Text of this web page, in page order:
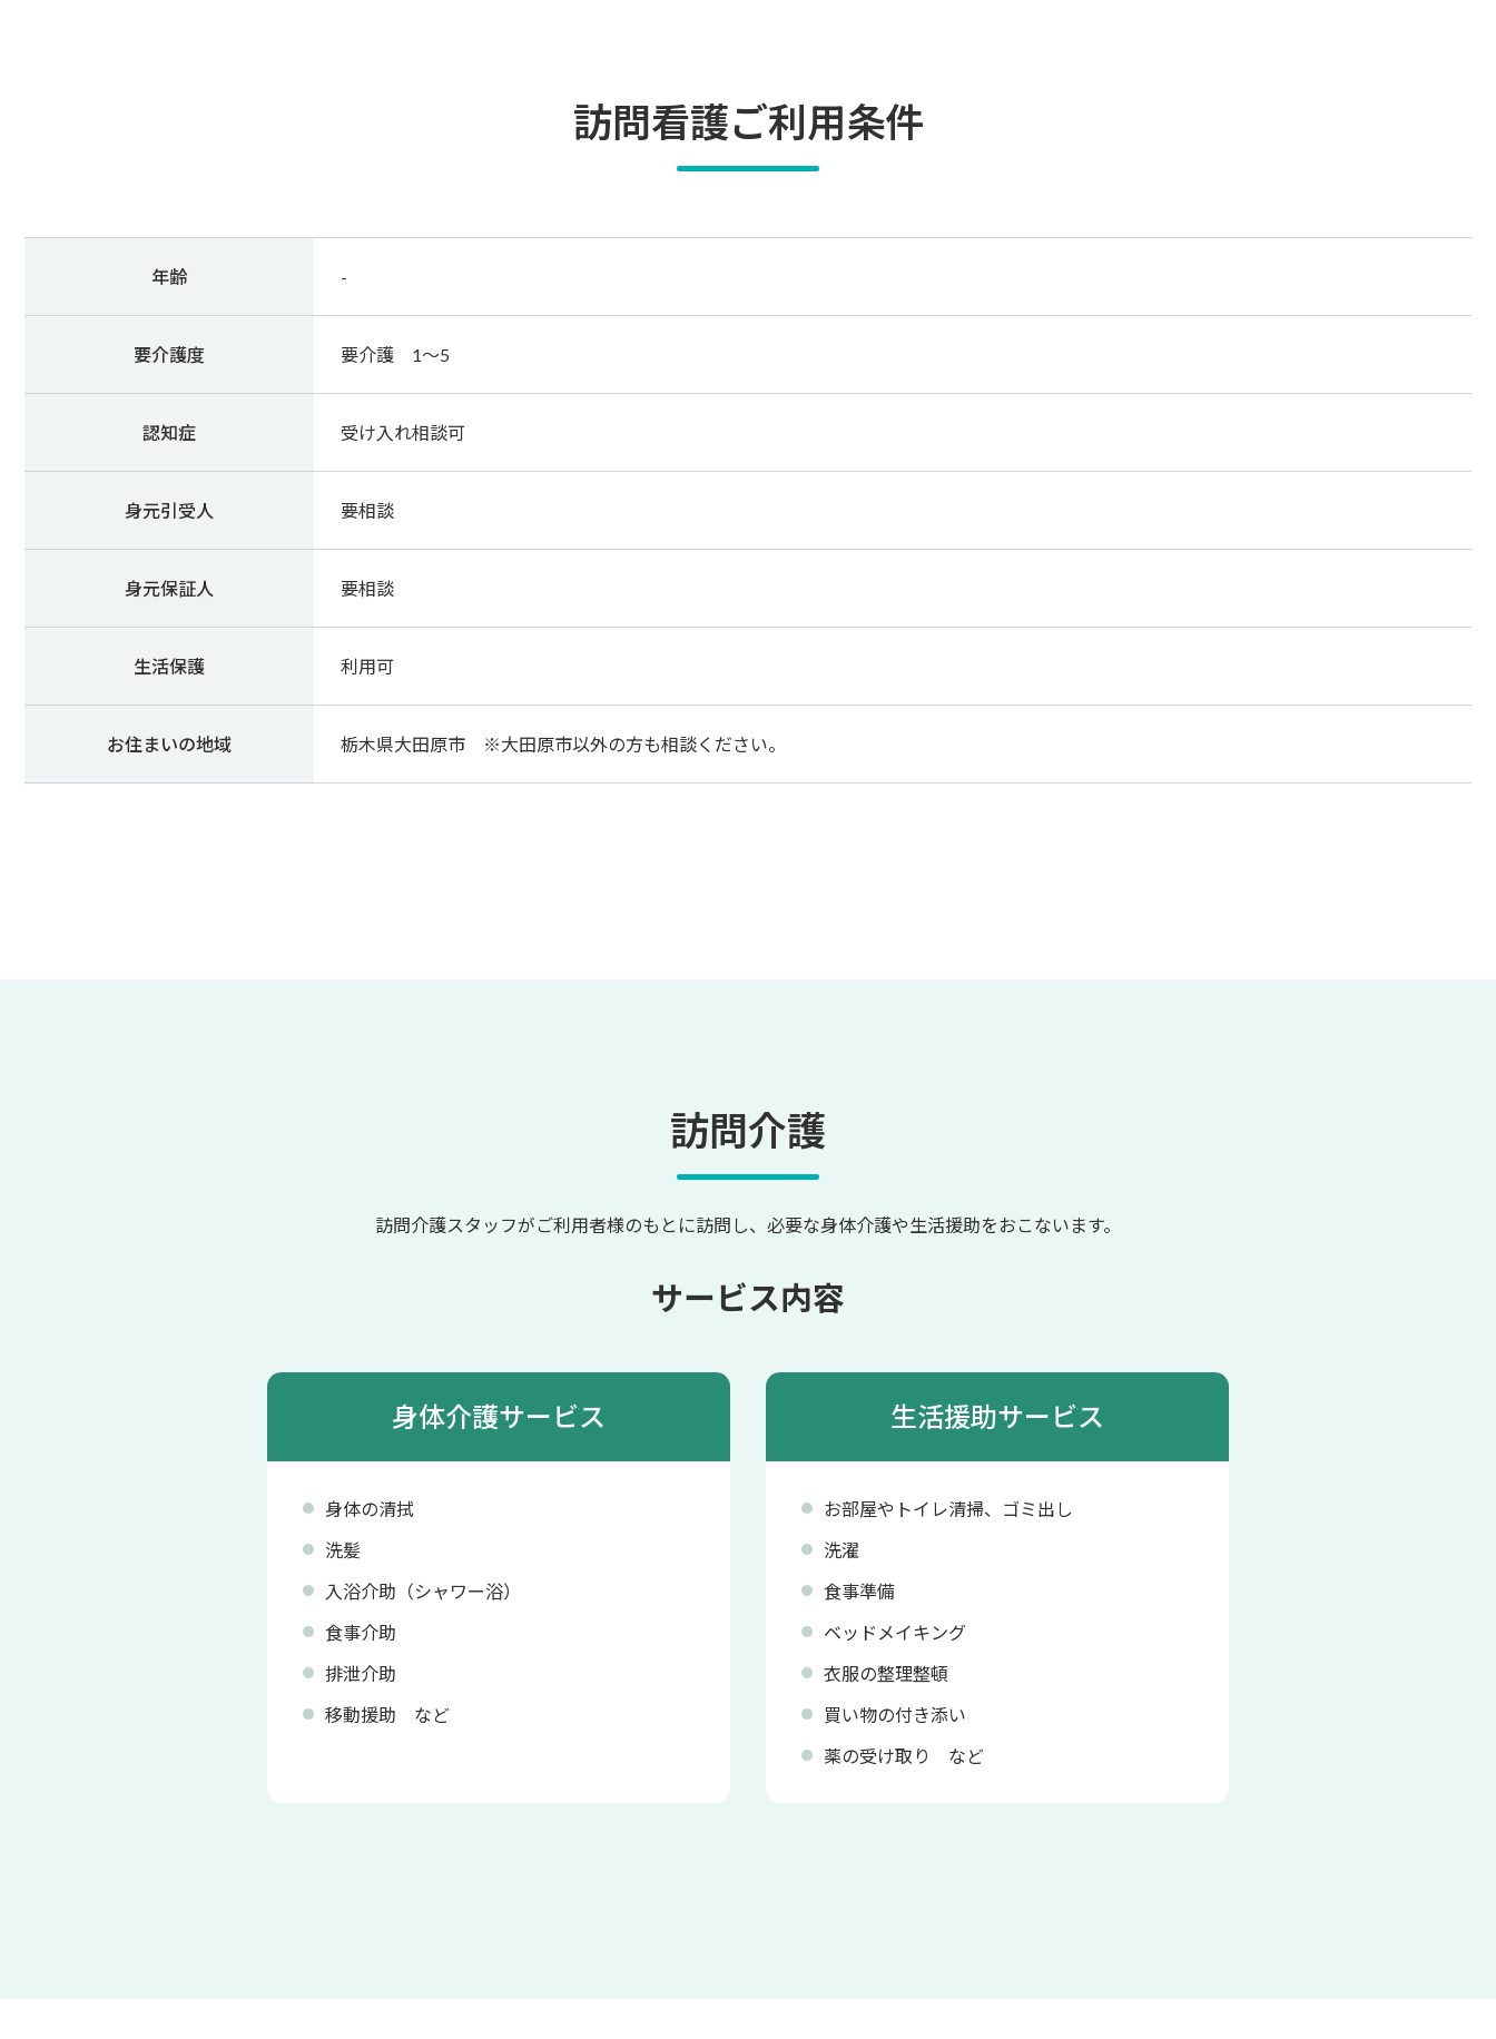
訪問看護ご利用条件
年齢 -
要介護度 要介護 1～5
認知症 受け入れ相談可
身元引受人 要相談
身元保証人 要相談
生活保護 利用可
お住まいの地域 栃木県大田原市 ※大田原市以外の方も相談ください。
訪問介護
訪問介護スタッフがご利用者様のもとに訪問し、必要な身体介護や生活援助をおこないます。
サービス内容
身体介護サービス
身体の清拭
洗髪
入浴介助（シャワー浴）
食事介助
排泄介助
移動援助 など
生活援助サービス
お部屋やトイレ清掃、ゴミ出し
洗濯
食事準備
ベッドメイキング
衣服の整理整頓
買い物の付き添い
薬の受け取り など